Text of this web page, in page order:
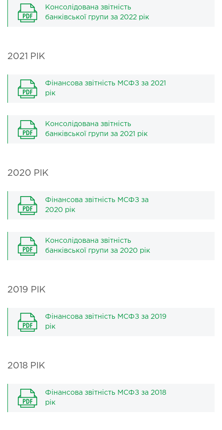
Консолідована звітність
банківської групи за 2022 рік
2021 РІК
Фінансова звітність МСФЗ за 2021
рік
Консолідована звітність
банківської групи за 2021 рік
2020 РІК
Фінансова звітність МСФЗ за
2020 рік
Консолідована звітність
банківської групи за 2020 рік
2019 РІК
Фінансова звітність МСФЗ за 2019
рік
2018 РІК
Фінансова звітність МСФЗ за 2018
рік